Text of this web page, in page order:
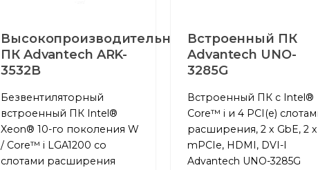
Высокопроизводительный
ПК Advantech ARK-
3532B
Безвентиляторный
встроенный ПК Intel®
Xeon® 10-го поколения W
/ Core™ i LGA1200 со
слотами расширения
Встроенный ПК
Advantech UNO-
3285G
Встроенный ПК с Intel®
Core™ i и 4 PCI(e)
расширения, 2 x GbE, 2 x
mPCIe, HDMI, DVI-I
Advantech UNO-3285G